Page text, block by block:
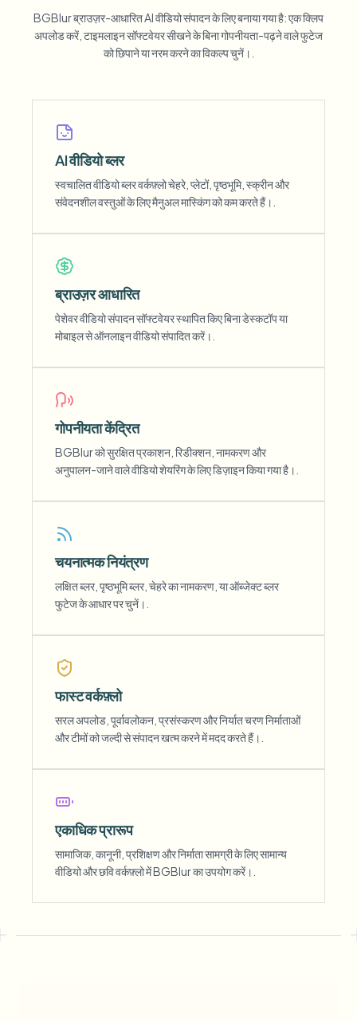
BGBlur ब्राउज़र-आधारित AI वीडियो संपादन के लिए बनाया गया है: एक क्लिप
अपलोड करें, टाइमलाइन सॉफ्टवेयर सीखने के बिना गोपनीयता-पढ़ने वाले फुटेज
को छिपाने या नरम करने का विकल्प चुनें।.
AI वीडियो ब्लर
स्वचालित वीडियो ब्लर वर्कफ़्लो चेहरे, प्लेटों, पृष्ठभूमि, स्क्रीन और
संवेदनशील वस्तुओं के लिए मैनुअल मास्किंग को कम करते हैं।.
ब्राउज़र आधारित
पेशेवर वीडियो संपादन सॉफ्टवेयर स्थापित किए बिना डेस्कटॉप या
मोबाइल से ऑनलाइन वीडियो संपादित करें।.
गोपनीयता केंद्रित
BGBlur को सुरक्षित प्रकाशन, रिडीक्शन, नामकरण और
अनुपालन-जाने वाले वीडियो शेयरिंग के लिए डिज़ाइन किया गया है।.
चयनात्मक नियंत्रण
लक्षित ब्लर, पृष्ठभूमि ब्लर, चेहरे का नामकरण, या ऑब्जेक्ट ब्लर
फुटेज के आधार पर चुनें।.
फास्ट वर्कफ़्लो
सरल अपलोड, पूर्वावलोकन, प्रसंस्करण और निर्यात चरण निर्माताओं
और टीमों को जल्दी से संपादन खत्म करने में मदद करते हैं।.
एकाधिक प्रारूप
सामाजिक, कानूनी, प्रशिक्षण और निर्माता सामग्री के लिए सामान्य
वीडियो और छवि वर्कफ़्लो में BGBlur का उपयोग करें।.